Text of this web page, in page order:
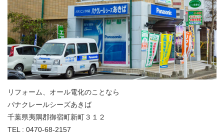
リフォーム、オール電化のことなら
パナクレールシーズあきば
千葉県夷隅郡御宿町新町３１２
TEL : 0470-68-2157